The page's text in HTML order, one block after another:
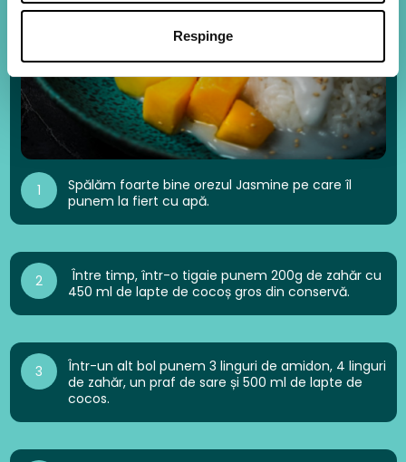
Respinge
1
Spălăm foarte bine orezul Jasmine pe care îl
punem la fiert cu apă.
2
Între timp, într-o tigaie punem 200g de zahăr cu
450 ml de lapte de cocoș gros din conservă.
3
Într-un alt bol punem 3 linguri de amidon, 4 linguri
de zahăr, un praf de sare și 500 ml de lapte de
cocos.